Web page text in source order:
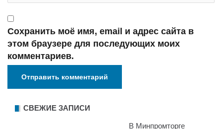
Сохранить моё имя, email и адрес сайта в
этом браузере для последующих моих
комментариев.
СВЕЖИЕ ЗАПИСИ
В Минпромторге